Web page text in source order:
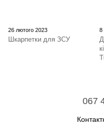
26 лютого 2023
Шкарпетки для ЗСУ
8
067